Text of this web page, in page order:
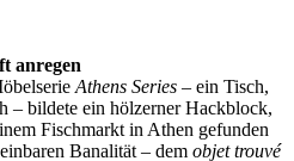
anregen
Athens Series – ein Tisch,
– bildete ein hölzerner Hackblock,
Fischmarkt in Athen gefunden
Banalität – dem objet trouvé